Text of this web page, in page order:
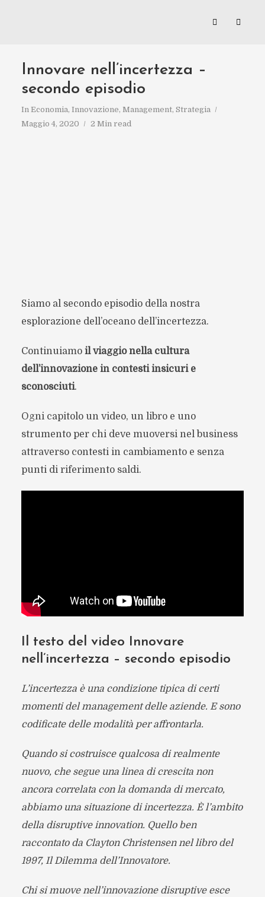
Innovare nell’incertezza –
secondo episodio
In Economia, Innovazione, Management, Strategia
Maggio 4, 2020
2 Min read
Siamo al secondo episodio della nostra
esplorazione dell’oceano dell’incertezza.
Continuiamo il viaggio nella cultura
dell’innovazione in contesti insicuri e
sconosciuti.
Ogni capitolo un video, un libro e uno
strumento per chi deve muoversi nel business
attraverso contesti in cambiamento e senza
punti di riferimento saldi.
Il testo del video Innovare
nell’incertezza – secondo episodio
L’incertezza è una condizione tipica di certi
momenti del management delle aziende. E sono
codificate delle modalità per affrontarla.
Quando si costruisce qualcosa di realmente
nuovo, che segue una linea di crescita non
ancora correlata con la domanda di mercato,
abbiamo una situazione di incertezza. È l’ambito
della disruptive innovation. Quello ben
raccontato da Clayton Christensen nel libro del
1997, Il Dilemma dell’Innovatore.
Chi si muove nell’innovazione disruptive esce